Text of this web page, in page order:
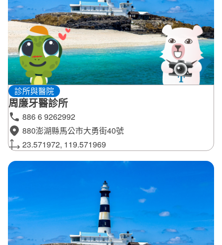
診所與醫院
周廉牙醫診所
886 6 9262992
880澎湖縣馬公市大勇街40號
23.571972, 119.571969